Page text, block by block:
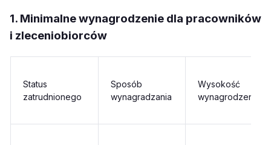
1. Minimalne wynagrodzenie dla pracowników
i zleceniobiorców
Status
zatrudnionego
Sposób
wynagradzania
Wysokość
wynagrodzenia